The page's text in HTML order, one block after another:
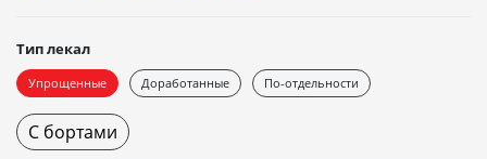
Тип лекал
Упрощенные Доработанные По-отдельности
С бортами